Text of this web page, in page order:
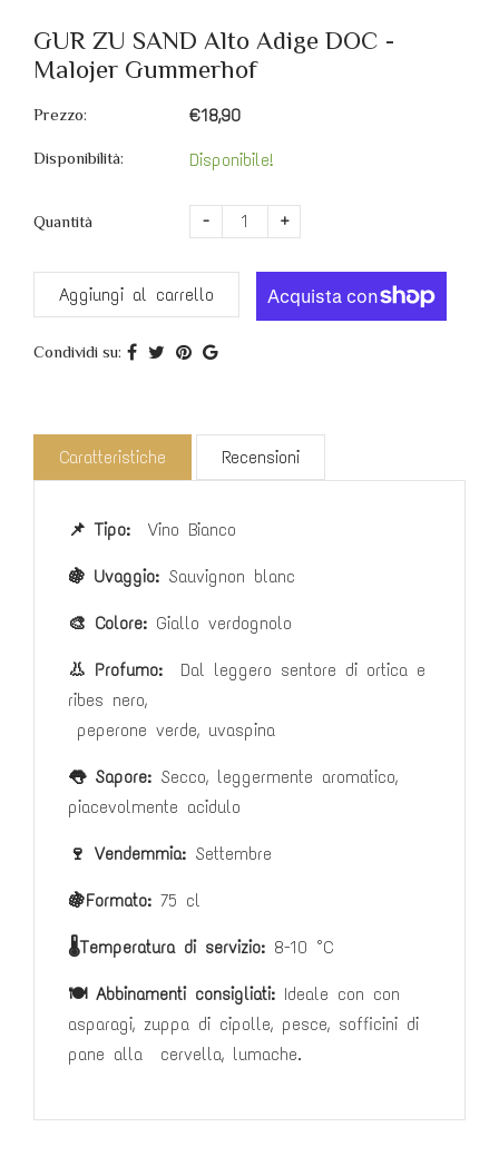
GUR ZU SAND Alto Adige DOC -
Malojer Gummerhof
Prezzo: €18,90
Disponibilità: Disponibile!
Quantità - +
Aggiungi al carrello
Condividi su:
Caratteristiche Recensioni
📌 Tipo: Vino Bianco
🍇 Uvaggio: Sauvignon blanc
🎨 Colore: Giallo verdognolo
👃 Profumo:
Dal leggero sentore di ortica e
ribes nero,
peperone verde, uvaspina
👅 Sapore: Secco, leggermente aromatico,
piacevolmente acidulo
🍷 Vendemmia: Settembre
🍇Formato: 75 cl
🌡️Temperatura di servizio: 8-10 °C
🍽️ Abbinamenti consigliati: Ideale con con
asparagi, zuppa di cipolle, pesce, sofficini di
pane alla cervella, lumache.